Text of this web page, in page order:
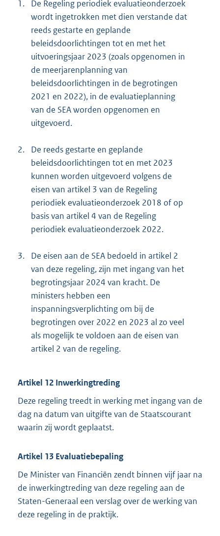
1.
De Regeling periodiek evaluatieonderzoek
wordt ingetrokken met dien verstande dat
reeds gestarte en geplande
beleidsdoorlichtingen tot en met het
uitvoeringsjaar 2023 (zoals opgenomen in
de meerjarenplanning van
beleidsdoorlichtingen in de begrotingen
2021 en 2022), in de evaluatieplanning
van de SEA worden opgenomen en
uitgevoerd.
2.
De reeds gestarte en geplande
beleidsdoorlichtingen tot en met 2023
kunnen worden uitgevoerd volgens de
eisen van artikel 3 van de Regeling
periodiek evaluatieonderzoek 2018 of op
basis van artikel 4 van de Regeling
periodiek evaluatieonderzoek 2022.
3.
De eisen aan de SEA bedoeld in artikel 2
van deze regeling, zijn met ingang van het
begrotingsjaar 2024 van kracht. De
ministers hebben een
inspanningsverplichting om bij de
begrotingen over 2022 en 2023 al zo veel
als mogelijk te voldoen aan de eisen van
artikel 2 van de regeling.
Artikel 12 Inwerkingtreding
Deze regeling treedt in werking met ingang van de
dag na datum van uitgifte van de Staatscourant
waarin zij wordt geplaatst.
Artikel 13 Evaluatiebepaling
De Minister van Financiën zendt binnen vijf jaar na
de inwerkingtreding van deze regeling aan de
Staten-Generaal een verslag over de werking van
deze regeling in de praktijk.